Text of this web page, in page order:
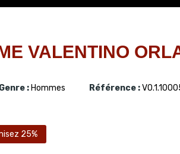
VALENTINO
: Hommes Référence :
25%